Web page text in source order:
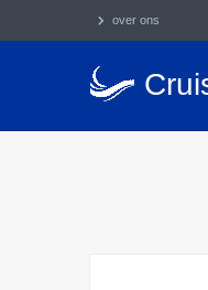
over ons